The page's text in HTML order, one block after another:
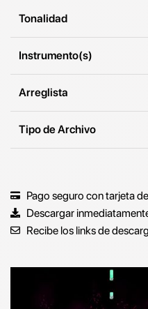
Tonalidad
Instrumento(s)
Arreglista
Tipo de Archivo
Pago seguro con tarjeta
Descargar
Recibe los links de